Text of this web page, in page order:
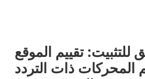
تقييم الموقع
المحركات ذات التردد